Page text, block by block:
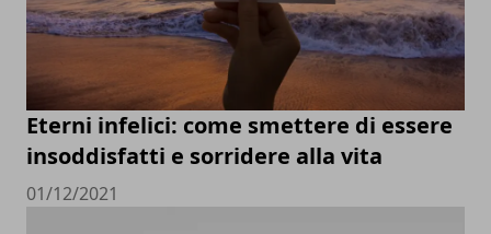
Eterni infelici: come smettere di essere
insoddisfatti e sorridere alla vita
01/12/2021